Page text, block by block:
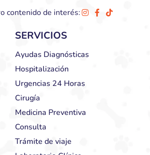
contenido de interés:
SERVICIOS
Ayudas Diagnósticas
Hospitalización
Urgencias 24 Horas
Cirugía
Medicina Preventiva
Consulta
Trámite de viaje